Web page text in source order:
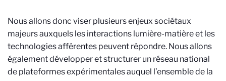
Nous allons donc viser plusieurs enjeux sociétaux
majeurs auxquels les interactions lumière-matière et les
technologies afférentes peuvent répondre. Nous allons
également développer et structurer un réseau national
de plateformes expérimentales auquel l’ensemble de la